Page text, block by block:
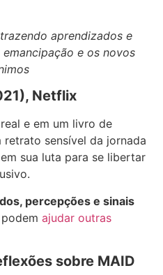
aprendizados e
e os novos
Netflix
e em um livro de
retrato sensível da jornada
sua luta para se libertar
percepções e sinais
ajudar outras
sobre MAID